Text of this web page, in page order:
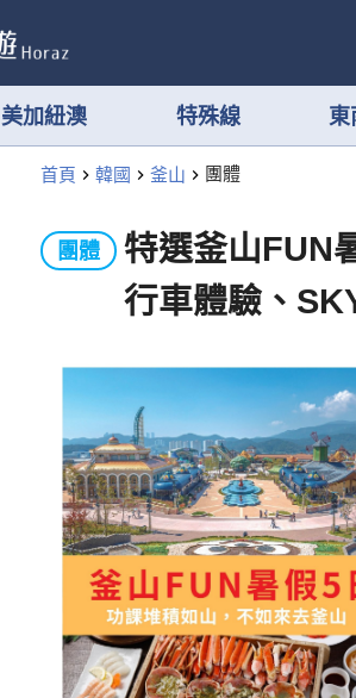
美加紐澳 特殊線 東
首頁 韓國 釜山 團體
團體
特選釜山FUN
行車體驗、